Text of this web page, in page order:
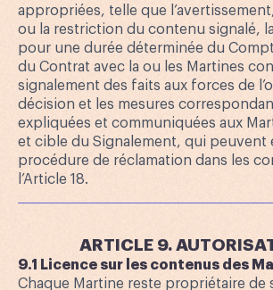
appropriées, telle que
ou la restriction du contenu signalé,
pour une durée déterminée du
du Contrat avec la ou les Martines
signalement des faits aux forces de
décision et les mesures
expliquées et communiquées aux
et cible du Signalement, qui peuvent
procédure de réclamation dans les
l’Article 18.
ARTICLE 9.
9.1 Licence sur les contenus des
Chaque Martine reste propriétaire de